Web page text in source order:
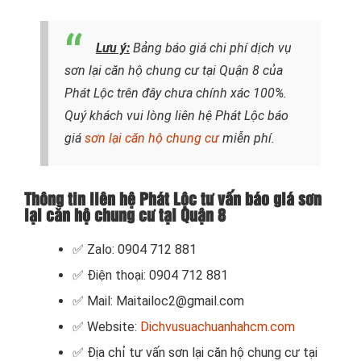
Lưu ý: Bảng báo giá chi phí dịch vụ
sơn lại căn hộ chung cư tại Quận 8 của
Phát Lộc trên đây chưa chính xác 100%.
Quý khách vui lòng liên hệ Phát Lộc báo
giá sơn lại căn hộ chung cưmiễn phí.
Thông tin liên hệ Phát Lộc tư vấn báo giá sơn
lại căn hộ chung cư tại Quận 8
✅ Zalo: 0904 712 881
✅ Điện thoại: 0904 712 881
✅ Mail: Maitailoc2@gmail.com
✅ Website: Dichvusuachuanhahcm.com
✅ Địa chỉ tư vấn sơn lại căn hộ chung cư tại